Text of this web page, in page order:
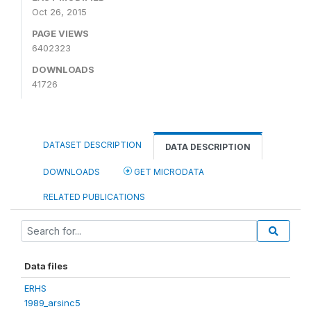
Oct 26, 2015
PAGE VIEWS
6402323
DOWNLOADS
41726
DATASET DESCRIPTION DATA DESCRIPTION
DOWNLOADS GET MICRODATA
RELATED PUBLICATIONS
Data files
ERHS
1989_arsinc5